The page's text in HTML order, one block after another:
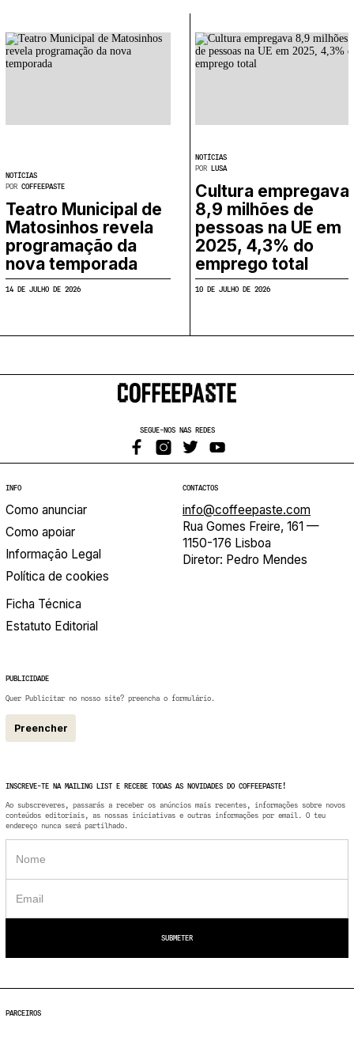
NOTÍCIAS
POR COFFEEPASTE
Teatro Municipal de
Matosinhos revela
programação da
nova temporada
14 DE JULHO DE 2026
NOTÍCIAS
POR LUSA
Cultura empregava
8,9 milhões de
pessoas na UE em
2025, 4,3% do
emprego total
10 DE JULHO DE 2026
SEGUE-NOS NAS REDES
INFO
Como anunciar
Como apoiar
Informação Legal
Política de cookies
Ficha Técnica
Estatuto Editorial
CONTACTOS
info@coffeepaste.com
Rua Gomes Freire, 161 —
1150-176 Lisboa
Diretor: Pedro Mendes
PUBLICIDADE
Quer Publicitar no nosso site? preencha o formulário.
Preencher
INSCREVE-TE NA MAILING LIST E RECEBE TODAS AS NOVIDADES DO COFFEEPASTE!
Ao subscreveres, passarás a receber os anúncios mais recentes, informações sobre novos
conteúdos editoriais, as nossas iniciativas e outras informações por email. O teu
endereço nunca será partilhado.
PARCEIROS